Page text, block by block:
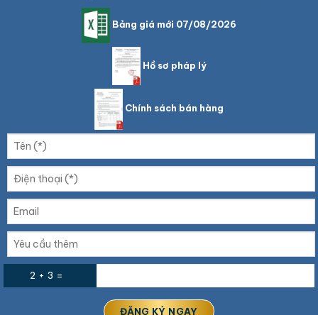
Bảng giá mới 07/08/2026
Hồ sơ pháp lý
Chính sách bán hàng
2 + 3 =